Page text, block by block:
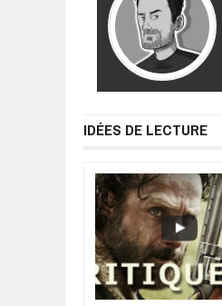
IDÉES DE LECTURE